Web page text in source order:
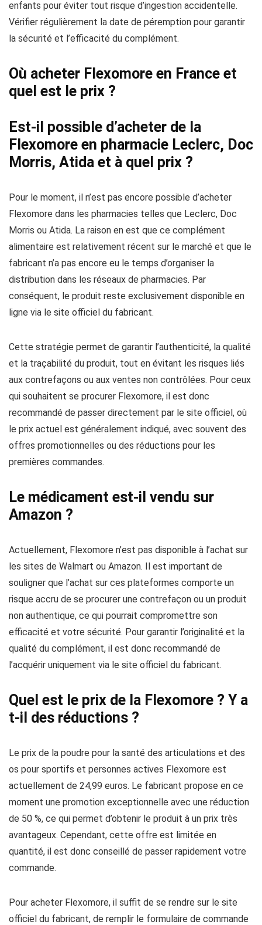
enfants pour éviter tout risque d’ingestion accidentelle.
Vérifier régulièrement la date de péremption pour garantir
la sécurité et l’efficacité du complément.
Où acheter Flexomore en France et
quel est le prix ?
Est-il possible d’acheter de la
Flexomore en pharmacie Leclerc, Doc
Morris, Atida et à quel prix ?
Pour le moment, il n’est pas encore possible d’acheter
Flexomore dans les pharmacies telles que Leclerc, Doc
Morris ou Atida. La raison en est que ce complément
alimentaire est relativement récent sur le marché et que le
fabricant n’a pas encore eu le temps d’organiser la
distribution dans les réseaux de pharmacies. Par
conséquent, le produit reste exclusivement disponible en
ligne via le site officiel du fabricant.
Cette stratégie permet de garantir l’authenticité, la qualité
et la traçabilité du produit, tout en évitant les risques liés
aux contrefaçons ou aux ventes non contrôlées. Pour ceux
qui souhaitent se procurer Flexomore, il est donc
recommandé de passer directement par le site officiel, où
le prix actuel est généralement indiqué, avec souvent des
offres promotionnelles ou des réductions pour les
premières commandes.
Le médicament est-il vendu sur
Amazon ?
Actuellement, Flexomore n’est pas disponible à l’achat sur
les sites de Walmart ou Amazon. Il est important de
souligner que l’achat sur ces plateformes comporte un
risque accru de se procurer une contrefaçon ou un produit
non authentique, ce qui pourrait compromettre son
efficacité et votre sécurité. Pour garantir l’originalité et la
qualité du complément, il est donc recommandé de
l’acquérir uniquement via le site officiel du fabricant.
Quel est le prix de la Flexomore ? Y a
t-il des réductions ?
Le prix de la poudre pour la santé des articulations et des
os pour sportifs et personnes actives Flexomore est
actuellement de 24,99 euros. Le fabricant propose en ce
moment une promotion exceptionnelle avec une réduction
de 50 %, ce qui permet d’obtenir le produit à un prix très
avantageux. Cependant, cette offre est limitée en
quantité, il est donc conseillé de passer rapidement votre
commande.
Pour acheter Flexomore, il suffit de se rendre sur le site
officiel du fabricant, de remplir le formulaire de commande